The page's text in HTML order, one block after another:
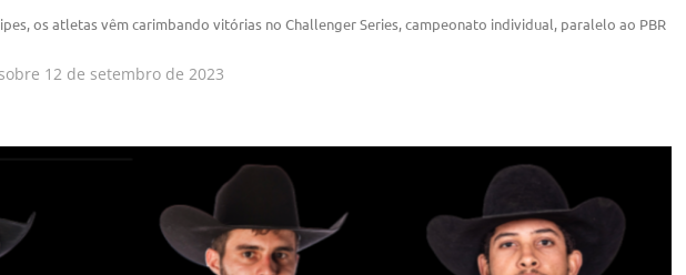
os atletas vêm carimbando vitórias no Challenger Series, campeonato individual, paralelo ao PBR
sobre 12 de setembro de 2023